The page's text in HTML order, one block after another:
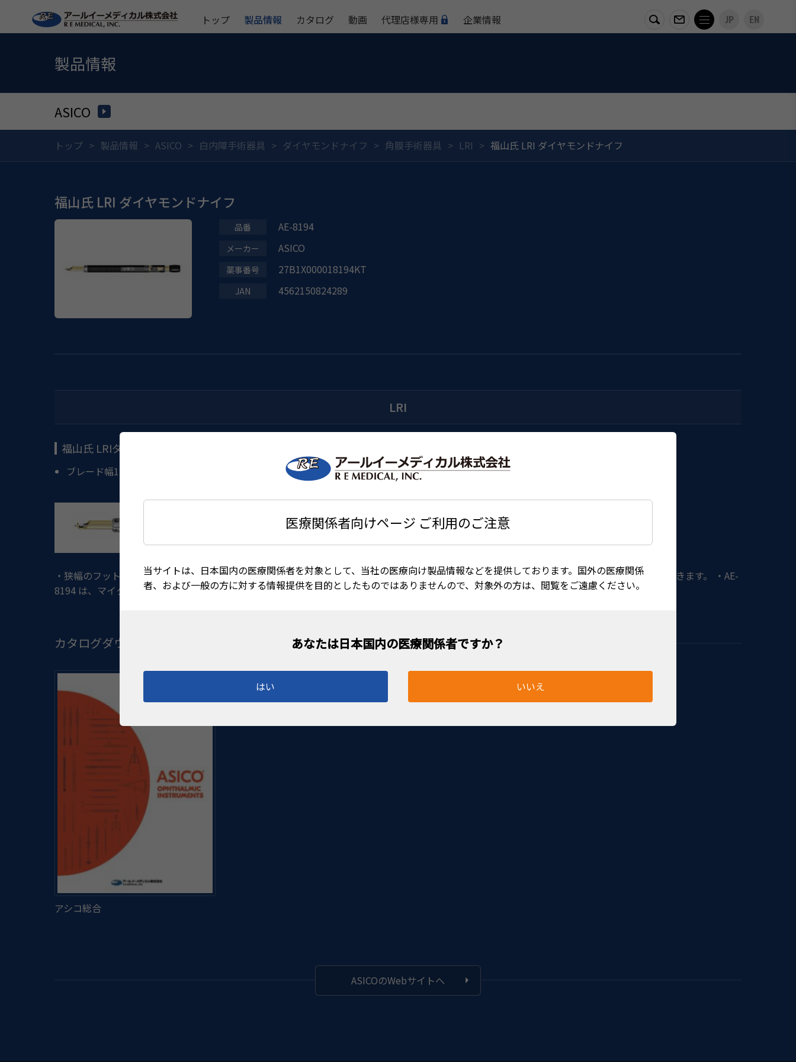
医療関係者向けページ ご利用のご注意
当サイトは、日本国内の医療関係者を対象として、当社の医療向け製品情報などを提供しております。国外の医療関係
者、および一般の方に対する情報提供を目的としたものではありませんので、対象外の方は、閲覧をご遠慮ください。
はい いいえ
トップ 製品情報 カタログ 動画 代理店様専用 企業情報 JP EN
製品情報
ASICO
トップ 製品情報 ASICO 白内障手術器具 ダイヤモンドナイフ 角膜手術器具 LRI 福山氏 LRI ダイヤモンドナイフ
福山氏 LRI ダイヤモンドナイフ
AE-8194
ASICO
27B1X000018194KT
4562150824289
LRI
福山氏 LRIダイヤモンドナイフ
ブレード幅1mm
・狭幅のフットプレートは、上皮剥離を防ぎ、視認性にも優れています。 ・AE-8194A は、0.45mm/0.50mm/0.55mm の3段階のセッティングができます。 ・AE-
8194 は、マイクロメーターにより、0.01mm 刻みの精密なセッティングができます。
カタログダウンロード
ASICOのWebサイトへ